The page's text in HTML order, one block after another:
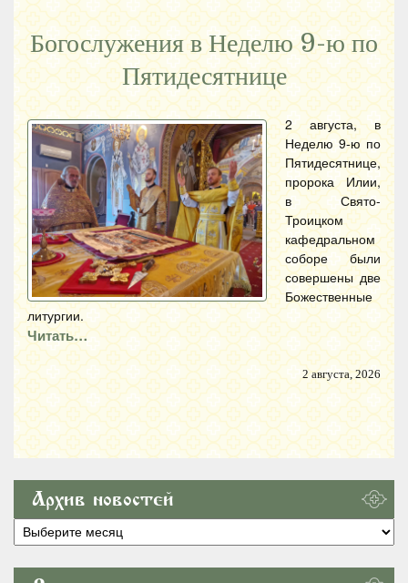
Богослужения в Неделю 9-ю по
Пятидесятнице
2 августа, в
Неделю 9-ю по
Пятидесятнице,
пророка Илии,
в Свято-
Троицком
кафедральном
соборе были
совершены две
Божественные
литургии.
Читать…
2 августа, 2026
Архив новостей
Архив
новостей